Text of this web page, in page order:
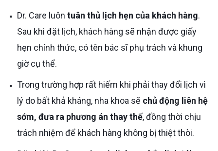
Dr. Care luôn tuân thủ lịch hẹn của khách hàng.
Sau khi đặt lịch, khách hàng sẽ nhận được giấy
hẹn chính thức, có tên bác sĩ phụ trách và khung
giờ cụ thể.
Trong trường hợp rất hiếm khi phải thay đổi lịch vì
lý do bất khả kháng, nha khoa sẽ chủ động liên hệ
sớm, đưa ra phương án thay thế, đồng thời chịu
trách nhiệm để khách hàng không bị thiệt thòi.